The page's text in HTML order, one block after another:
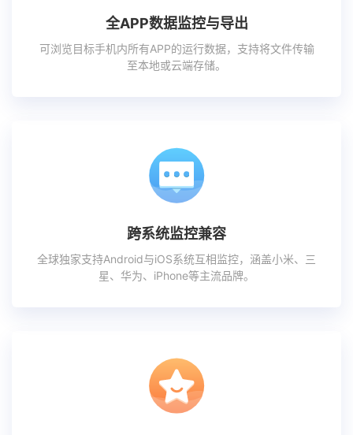
全APP数据监控与导出
可浏览目标手机内所有APP的运行数据，支持将文件传输
至本地或云端存储。
跨系统监控兼容
全球独家支持Android与iOS系统互相监控，涵盖小米、三
星、华为、iPhone等主流品牌。